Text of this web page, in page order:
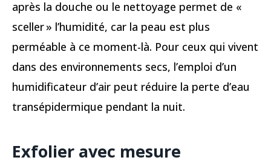
après la douche ou le nettoyage permet de «
sceller » l’humidité, car la peau est plus
perméable à ce moment-là. Pour ceux qui vivent
dans des environnements secs, l’emploi d’un
humidificateur d’air peut réduire la perte d’eau
transépidermique pendant la nuit.
Exfolier avec mesure